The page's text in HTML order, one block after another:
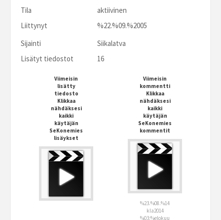
Tila
aktiivinen
Liittynyt
%22.%09.%2005
Sijainti
Siikalatva
Lisätyt tiedostot
16
Viimeisin
lisätty
tiedosto
Klikkaa
nähdäksesi
kaikki
käytäjän
SeKonemies
lisäykset
Viimeisin
kommentti
Klikkaa
nähdäksesi
kaikki
käytäjän
SeKonemies
kommentit
%23.%08.%14
kla2014
%03:%elokuu